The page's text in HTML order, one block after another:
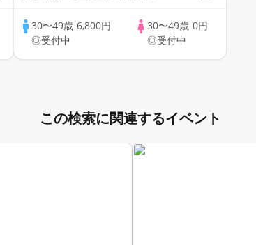
30〜49歳 6,800円
◎受付中
30〜49歳0円
◎受付中
この検索に関連するイベント